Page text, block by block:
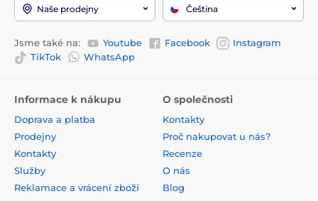
Naše prodejny Čeština
Jsme také na: Youtube Facebook
Instagram
TikTok
WhatsApp
Informace k nákupu
Doprava a platba
Prodejny
Kontakty
Služby
Reklamace a vrácení zboží
O společnosti
Kontakty
Proč nakupovat u nás?
Recenze
O nás
Blog